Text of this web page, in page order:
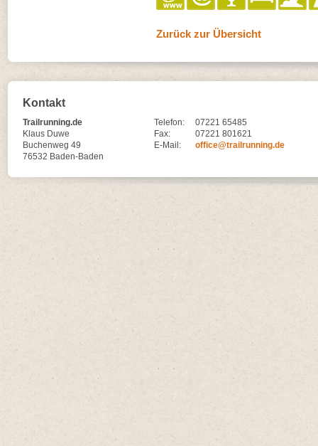
Zurück zur Übersicht
Kontakt
Trailrunning.de
Klaus Duwe
Buchenweg 49
76532 Baden-Baden
Telefon:
07221 65485
Fax:
07221 801621
E-Mail:
office@trailrunning.de